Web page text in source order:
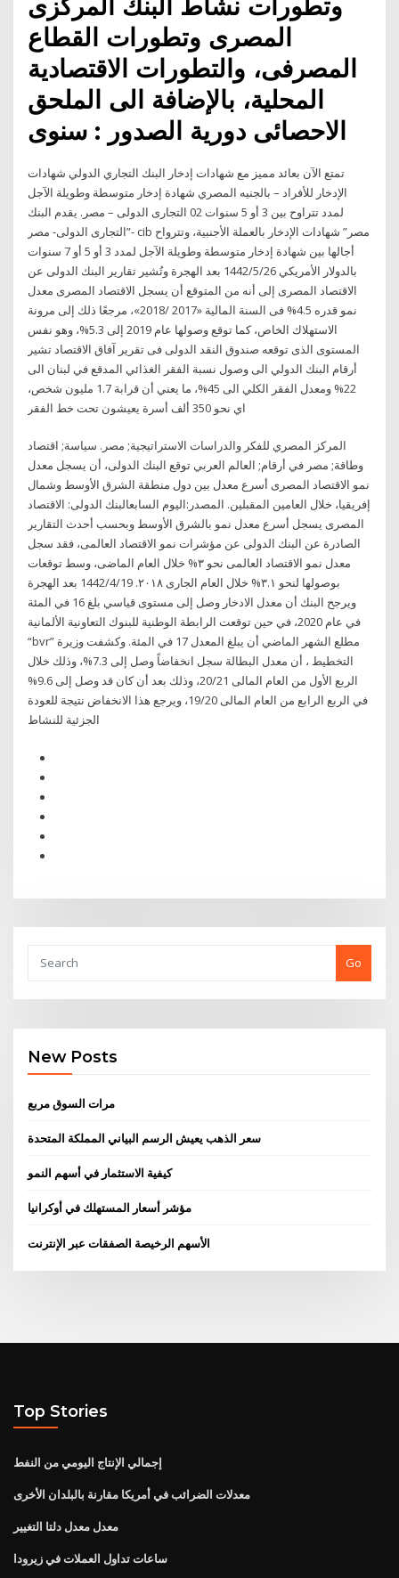
المصرى وتطورات القطاع
المصرفى، والتطورات الاقتصادية
المحلية، بالإضافة الى الملحق
الاحصائى دورية الصدور : سنوى
تمتع الآن بعائد مميز مع شهادات إدخار البنك التجاري الدولي شهادات
الإدخار للأفراد – بالجنيه المصري شهادة إدخار متوسطة وطويلة الآجل
لمدد تتراوح بين 3 أو 5 سنوات 02 التجارى الدولى – مصر. يقدم البنك
التجارى الدولى- مصر”- cib مصر” شهادات الإدخار بالعملة الأجنبية، وتترواح
أجالها بين شهادة إدخار متوسطة وطويلة الآجل لمدد 3 أو 5 أو 7 سنوات
بالدولار الأمريكي 26‏‏/5‏‏/1442 بعد الهجرة وتُشير تقارير البنك الدولى عن
الاقتصاد المصرى إلى أنه من المتوقع أن يسجل الاقتصاد المصرى معدل
نمو قدره 4.5% فى السنة المالية «2017 /2018»، مرجعًا ذلك إلى مرونة
الاستهلاك الخاص، كما توقع وصولها عام 2019 إلى 5.3%، وهو نفس
المستوى الذى توقعه صندوق النقد الدولى فى تقرير آفاق الاقتصاد تشير
أرقام البنك الدولي الى وصول نسبة الفقر الغذائي المدقع في لبنان الى
22% ومعدل الفقر الكلي الى 45%، ما يعني أن قرابة 1.7 مليون شخص،
اي نحو 350 ألف أسرة يعيشون تحت خط الفقر
المركز المصري للفكر والدراسات الاستراتيجية; مصر. سياسة; اقتصاد
وطاقة; مصر في أرقام; العالم العربي توقع البنك الدولى، أن يسجل معدل
نمو الاقتصاد المصرى أسرع معدل بين دول منطقة الشرق الأوسط وشمال
إفريقيا، خلال العامين المقبلين. المصدر:اليوم السابعالبنك الدولى: الاقتصاد
المصرى يسجل أسرع معدل نمو بالشرق الأوسط وبحسب أحدث التقارير
الصادرة عن البنك الدولى عن مؤشرات نمو الاقتصاد العالمى، فقد سجل
معدل نمو الاقتصاد العالمى نحو ٣% خلال العام الماضى، وسط توقعات
بوصولها لنحو ٣.١% خلال العام الجارى ٢٠١٨. 19‏‏/4‏‏/1442 بعد الهجرة
ويرجح البنك أن معدل الادخار وصل إلى مستوى قياسي بلغ 16 في المئة
في عام 2020، في حين توقعت الرابطة الوطنية للبنوك التعاونية الألمانية
“bvr” مطلع الشهر الماضي أن يبلغ المعدل 17 في المئة. وكشفت وزيرة
التخطيط ، أن معدل البطالة سجل انخفاضاً وصل إلى 7.3%، وذلك خلال
الربع الأول من العام المالى 20/21، وذلك بعد أن كان قد وصل إلى 9.6%
في الربع الرابع من العام المالى 19/20، ويرجع هذا الانخفاض نتيجة للعودة
الجزئية للنشاط
Go
New Posts
مرات السوق مربع
سعر الذهب يعيش الرسم البياني المملكة المتحدة
كيفية الاستثمار في أسهم النمو
مؤشر أسعار المستهلك في أوكرانيا
الأسهم الرخيصة الصفقات عبر الإنترنت
Top Stories
إجمالي الإنتاج اليومي من النفط
معدلات الضرائب في أمريكا مقارنة بالبلدان الأخرى
معدل معدل دلتا التغيير
ساعات تداول العملات في زيرودا